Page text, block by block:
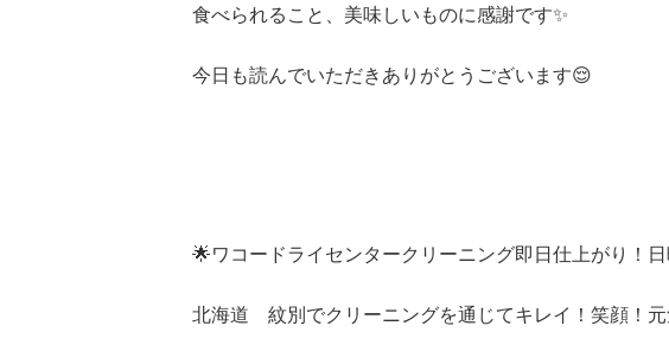
食べられること、美味しいものに感謝です✨
今日も読んでいただきありがとうございます😌
🌟ワコードライセンタークリーニング即日仕上がり！
北海道 紋別でクリーニングを通じてキレイ！笑顔！元